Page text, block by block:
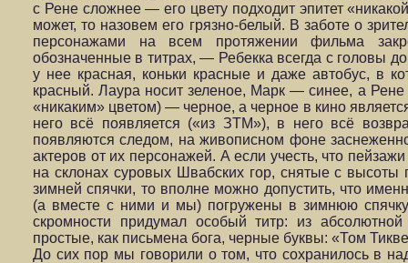
с Рене сложнее — его цвету подходит эпитет
может, то назовем его грязно-белый. В заботе о
персонажами на всем протяжении фильма
обозначенные в титрах, — Ребекка всегда с головы
у нее красная, коньки красные и даже автобус, в
красный. Лаура носит зеленое, Марк — синее, а Рене
«никаким» цветом) — черное, а черное в кино
него всё появляется («из ЗТМ»), в него всё
появляются следом, на живописном фоне
актеров от их персонажей. А если учесть, что
на склонах суровых Швабских гор, снятые с высоты
зимней спячки, то вполне можно допустить, что
(а вместе с ними и мы) погружены в зимнюю
скромности придумал особый титр: из
простые, как письмена бога, черные буквы: «Том
До сих пор мы говорили о том, что сохранилось в